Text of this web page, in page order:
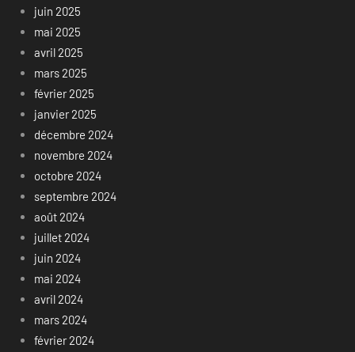
juin 2025
mai 2025
avril 2025
mars 2025
février 2025
janvier 2025
décembre 2024
novembre 2024
octobre 2024
septembre 2024
août 2024
juillet 2024
juin 2024
mai 2024
avril 2024
mars 2024
février 2024